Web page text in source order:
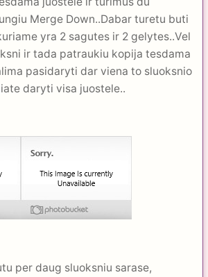
Merge Down..Dabar turetu buti
yra 2 sagutes ir 2 gelytes..Vel
ir tada patraukiu kopija tesdama
pasidaryti dar viena to sluoksnio
daryti visa juostele..
per daug sluoksniu sarase,